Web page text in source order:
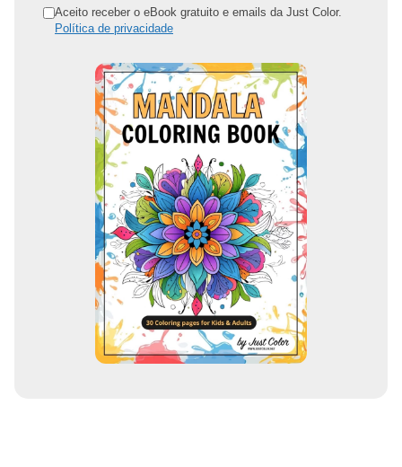
n Aceito receber o eBook gratuito e emails da Just Color.
Política de privacidade